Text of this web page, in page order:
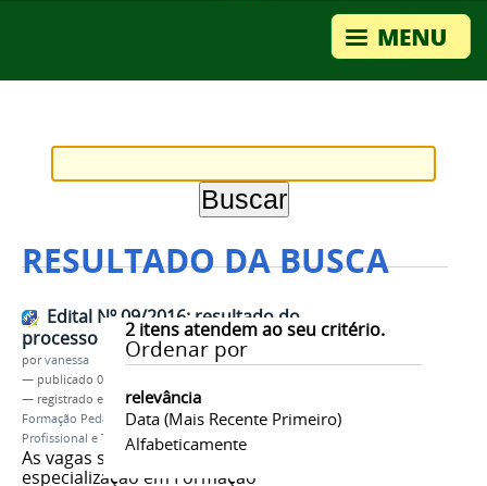
RESULTADO DA BUSCA
2itens atendem ao seu critério.
Ordenar por
relevância
Data (mais Recente Primeiro)
Alfabeticamente
Edital Nº 09/2016: resultado do
processo de seleção
porvanessa
— publicado 05/04/2016
— registrado em:
Edital Nº 09/2016
Formação Pedagógica para Docência na Educação
Profissional e Tecnológica
Plafor
As vagas são para o curso de
especialização em Formação